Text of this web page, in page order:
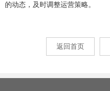
的动态，及时调整运营策略。
返回首页